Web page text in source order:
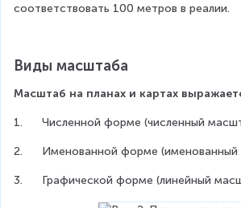
соответствовать 100 метров в реалии.
Виды масштаба
Масштаб на планах и картах
1.      Численной форме (численный
2.      Именованной форме
3.      Графической форме (линейный